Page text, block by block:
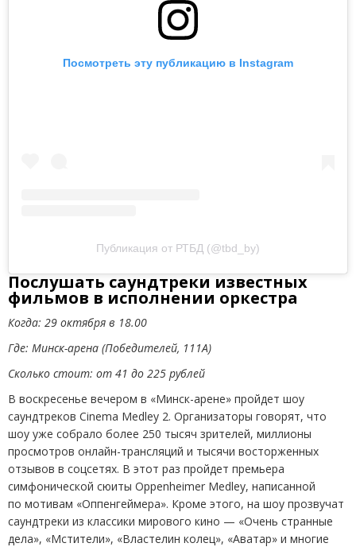
Посмотреть эту публикацию в Instagram
Публикация от РТБД (@tbd_by)
Послушать саундтреки известных
фильмов в исполнении оркестра
Когда: 29 октября в 18.00
Где: Минск-арена (Победителей, 111А)
Сколько стоит: от 41 до 225 рублей
В воскресенье вечером в «Минск-арене» пройдет шоу
саундтреков Cinema Medley 2. Организаторы говорят, что
шоу уже собрало более 250 тысяч зрителей, миллионы
просмотров онлайн-трансляций и тысячи восторженных
отзывов в соцсетях. В этот раз пройдет премьера
симфонической сюиты Oppenheimer Medley, написанной
по мотивам «Оппенгеймера». Кроме этого, на шоу прозвучат
саундтреки из классики мирового кино — «Очень странные
дела», «Мстители», «Властелин колец», «Аватар» и многие